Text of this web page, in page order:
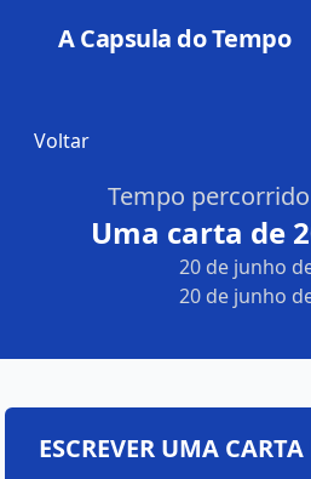
A Capsula do Tempo
Voltar
Tempo
Uma carta de
20 de junho
20 de junho
ESCREVER UMA